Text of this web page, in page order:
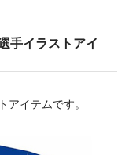
手イラストアイ
イテムです。